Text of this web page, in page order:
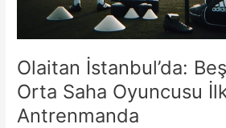
Olaitan İstanbul’da:
Orta Saha Oyuncusu
Antrenmanda